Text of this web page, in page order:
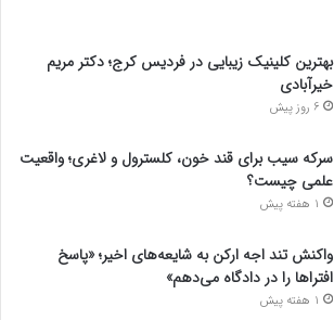
بهترین کلینیک زیبایی در فردیس کرج؛ دکتر مریم
خیرآبادی
6 روز پیش
سرکه سیب برای قند خون، کلسترول و لاغری؛ واقعیت
علمی چیست؟
1 هفته پیش
واکنش تند اجه ارکن به شایعه‌های اخیر؛ «پاسخ
افتراها را در دادگاه می‌دهم»
1 هفته پیش